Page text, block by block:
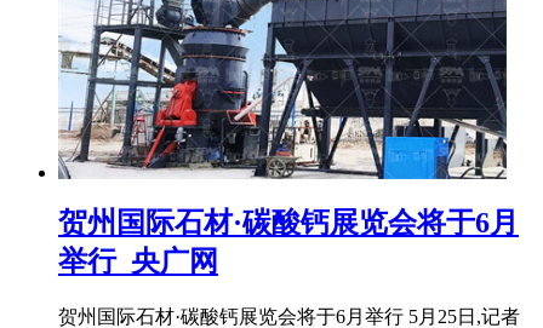
贺州国际石材·碳酸钙展览会将于6月
举行_央广网
贺州国际石材·碳酸钙展览会将于6月举行 5月25日,记者